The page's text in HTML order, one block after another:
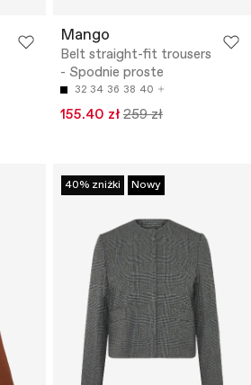
Mango
Belt straight-fit trousers
- Spodnie proste
32 34 36 38 40
155.40 zł 259 zł
40% zniżki Nowy